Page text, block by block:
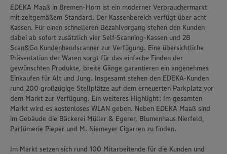
unseren Datenschutzhinweisen sowie in unserer Cookie
Policy unter den Stichworten „YouTube” und „Vimeo”.
EDEKA Maaß in Bremen-Horn ist ein moderner Verbrauchermarkt
mit zeitgemäßem Standard. Der Kassenbereich verfügt über acht
Kassen. Für einen schnelleren Bezahlvorgang stehen den Kunden
dabei ab sofort zusätzlich vier Self-Scanning-Kassen und 28
Scan&Go Kundenhandscanner zur Verfügung. Eine übersichtliche
Präsentation der Waren sorgt für das einfache Finden der
gewünschten Produkte, breite Gänge garantieren ein angenehmes
Einkaufen für Alt und Jung. Insgesamt stehen den EDEKA-Kunden
rund 200 großzügige Stellplätze auf dem erneuerten Parkplatz vor
dem Markt zur Verfügung. Ein weiteres Highlight: Im gesamten
Markt wird es kostenloses WLAN geben. Neben EDEKA Maaß sind
im Gebäude die Bäckerei Müller & Egerer, Blumenhaus Nierfeld,
Parfümerie Pieper und M. Niemeyer Cigarren zu finden.
Im Markt setzen sich rund 100 Mitarbeitende für die Kunden und